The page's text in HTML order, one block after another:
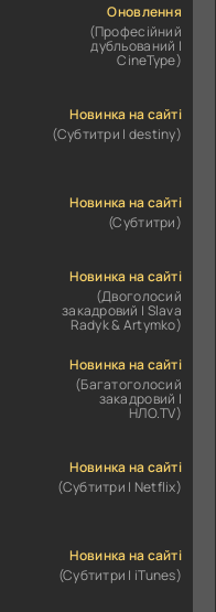
Оновлення
(Професійний
дубльований |
CineType)
Новинка на сайті
(Субтитри | destiny)
Новинка на сайті
(Субтитри)
Новинка на сайті
(Двоголосий
закадровий | Slava
Radyk & Artymko)
Новинка на сайті
(Багатоголосий
закадровий |
НЛО.TV)
Новинка на сайті
(Субтитри | Netflix)
Новинка на сайті
(Субтитри | iTunes)